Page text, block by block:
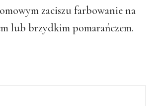
zaciszu farbowanie na
lub brzydkim pomarańczem.